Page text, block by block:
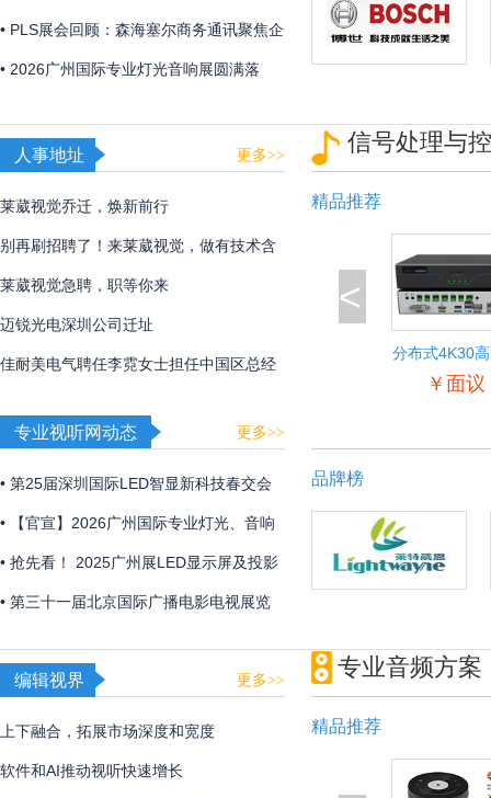
「视觉魔盒2026——光遇非遗」，带来非
遗文化与光影艺术的碰撞！
• PLS展会回顾：森海塞尔商务通讯聚焦企
业及教育解决方案
• 2026广州国际专业灯光音响展圆满落
核实力诠释极致声境
人事地址 更多>>
莱葳视觉乔迁，焕新前行
别再刷招聘了！来莱葳视觉，做有技术含
量的事
莱葳视觉急聘，职等你来
迈锐光电深圳公司迁址
佳耐美电气聘任李霓女士担任中国区总经
专业视听网动态 更多>>
• 第25届深圳国际LED智显新科技春交会
2026年初召开
• 【官宣】2026广州国际专业灯光、音响
展全新展区规划首发 ，全球招展正式启
动！
• 抢先看！ 2025广州展LED显示屏及投影
产品企业展品合集
• 第三十一届北京国际广播电影电视展览
信号处理与
精品推荐
<
分布式4K30
￥面议
品牌榜
编辑视界 更多>>
上下融合，拓展市场深度和宽度
软件和AI推动视听快速增长
专业音频方案
精品推荐